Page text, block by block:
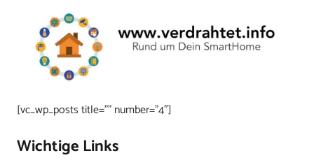
[vc_wp_posts title=”” number=”4″]
Wichtige Links